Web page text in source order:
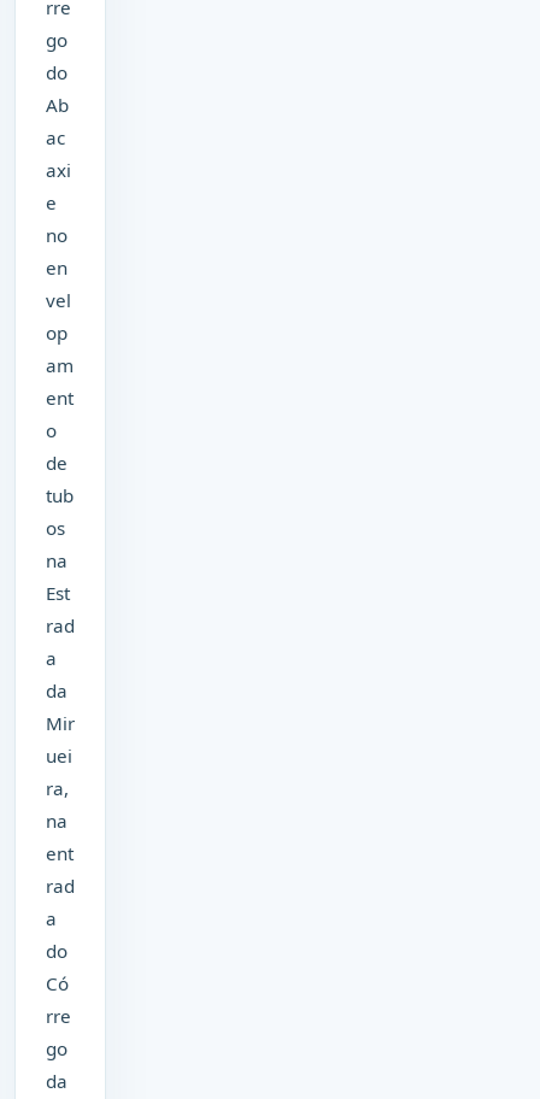
rre
go
do
Ab
ac
axi
e
no
en
vel
op
am
ent
o
de
tub
os
na
Est
rad
a
da
Mir
uei
ra,
na
ent
rad
a
do
Có
rre
go
da